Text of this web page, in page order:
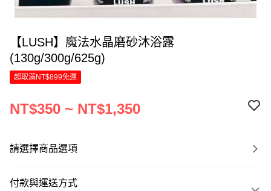
【LUSH】魔法水晶磨砂沐浴露
(130g/300g/625g)
超取滿NT$899免運
NT$350 ~ NT$1,350
請選擇商品選項
付款與運送方式